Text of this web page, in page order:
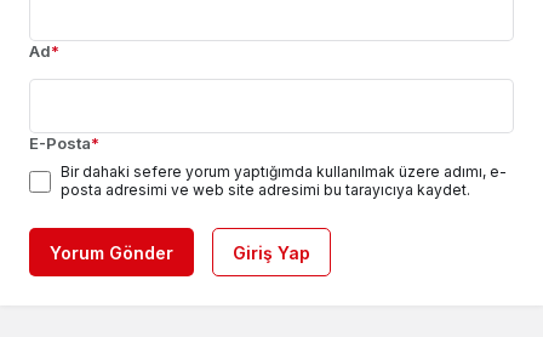
Ad*
E-Posta*
Bir dahaki sefere yorum yaptığımda kullanılmak üzere adımı, e-
posta adresimi ve web site adresimi bu tarayıcıya kaydet.
Yorum Gönder Giriş Yap